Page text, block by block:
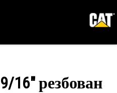
16" резбован